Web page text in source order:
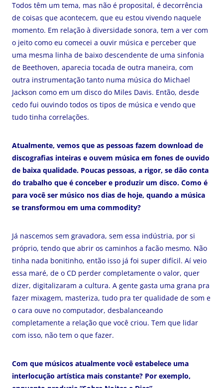
Todos têm um tema, mas não é proposital, é decorrência
de coisas que acontecem, que eu estou vivendo naquele
momento. Em relação à diversidade sonora, tem a ver com
o jeito como eu comecei a ouvir música e perceber que
uma mesma linha de baixo descendente de uma sinfonia
de Beethoven, aparecia tocada de outra maneira, com
outra instrumentação tanto numa música do Michael
Jackson como em um disco do Miles Davis. Então, desde
cedo fui ouvindo todos os tipos de música e vendo que
tudo tinha correlações.
Atualmente, vemos que as pessoas fazem download de
discografias inteiras e ouvem música em fones de ouvido
de baixa qualidade. Poucas pessoas, a rigor, se dão conta
do trabalho que é conceber e produzir um disco. Como é
para você ser músico nos dias de hoje, quando a música
se transformou em uma commodity?
Já nascemos sem gravadora, sem essa indústria, por si
próprio, tendo que abrir os caminhos a facão mesmo. Não
tinha nada bonitinho, então isso já foi super difícil. Aí veio
essa maré, de o CD perder completamente o valor, quer
dizer, digitalizaram a cultura. A gente gasta uma grana pra
fazer mixagem, masteriza, tudo pra ter qualidade de som e
o cara ouve no computador, desbalanceando
completamente a relação que você criou. Tem que lidar
com isso, não tem o que fazer.
Com que músicos atualmente você estabelece uma
interlocução artística mais constante? Por exemplo,